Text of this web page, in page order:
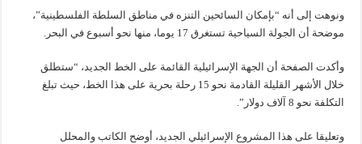
ونوهت إلى أنه “بإمكان السائحين التنزه في مناطق السلطة الفلسطينية”،
موضحة أن الجولة السياحية تستغرق 17 يوما، منها نحو أسبوع في البحر.
وأكدت الصفحة أن الجهة الإسرائيلية القائمة على الخط الجديد، “ستطلق
خلال الأشهر القليلة القادمة نحو 15 رحلة بحرية على هذا الخط، حيث تبلغ
التكلفة نحو 8 آلاف دولار”.
وتعليقا على هذا المشروع الإسرائيلي الجديد، أوضح الكاتب والمحلل